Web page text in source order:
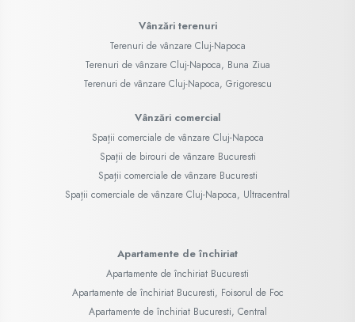
Vânzări terenuri
Terenuri de vânzare Cluj-Napoca
Terenuri de vânzare Cluj-Napoca, Buna Ziua
Terenuri de vânzare Cluj-Napoca, Grigorescu
Vânzări comercial
Spații comerciale de vânzare Cluj-Napoca
Spații de birouri de vânzare Bucuresti
Spații comerciale de vânzare Bucuresti
Spații comerciale de vânzare Cluj-Napoca, Ultracentral
Apartamente de închiriat
Apartamente de închiriat Bucuresti
Apartamente de închiriat Bucuresti, Foisorul de Foc
Apartamente de închiriat Bucuresti, Central